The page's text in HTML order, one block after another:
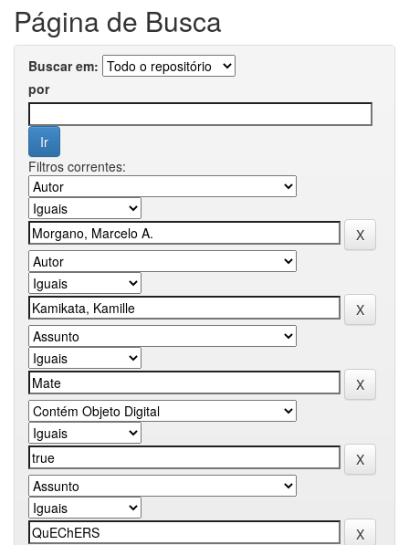
Página de Busca
Buscar em:
por
Filtros correntes: